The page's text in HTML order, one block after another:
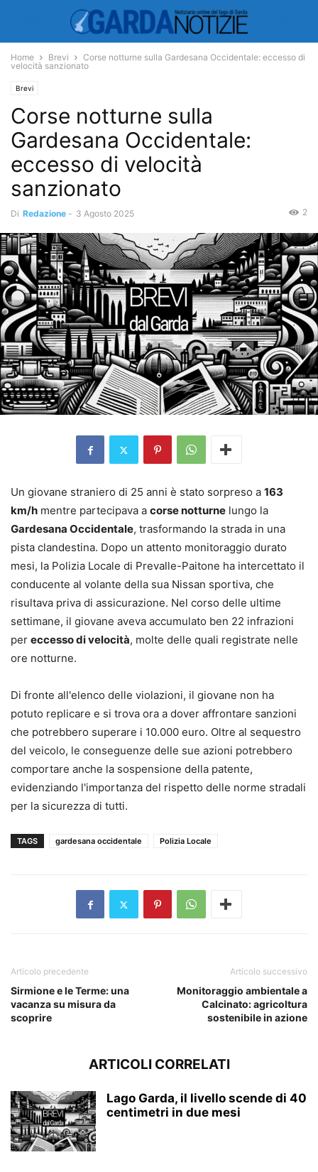
Home Brevi
Corse notturne sulla Gardesana Occidentale: eccesso di
velocità sanzionato
Brevi
Corse notturne sulla
Gardesana Occidentale:
eccesso di velocità
sanzionato
Di Redazione - 3 Agosto 2025 2
Un giovane straniero di 25 anni è stato sorpreso a 163
km/h mentre partecipava a corse notturne lungo la
Gardesana Occidentale, trasformando la strada in una
pista clandestina. Dopo un attento monitoraggio durato
mesi, la Polizia Locale di Prevalle-Paitone ha intercettato il
conducente al volante della sua Nissan sportiva, che
risultava priva di assicurazione. Nel corso delle ultime
settimane, il giovane aveva accumulato ben 22 infrazioni
per eccesso di velocità, molte delle quali registrate nelle
ore notturne.
Di fronte all'elenco delle violazioni, il giovane non ha
potuto replicare e si trova ora a dover affrontare sanzioni
che potrebbero superare i 10.000 euro. Oltre al sequestro
del veicolo, le conseguenze delle sue azioni potrebbero
comportare anche la sospensione della patente,
evidenziando l'importanza del rispetto delle norme stradali
per la sicurezza di tutti.
TAGS gardesana occidentale Polizia Locale
Articolo precedente
Sirmione e le Terme: una
vacanza su misura da
scoprire
Articolo successivo
Monitoraggio ambientale a
Calcinato: agricoltura
sostenibile in azione
ARTICOLI CORRELATI
Lago Garda, il livello scende di 40
centimetri in due mesi